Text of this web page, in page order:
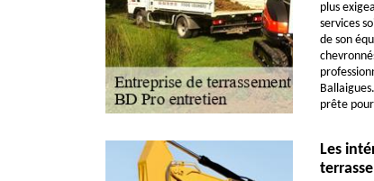
plus
services
de son
prête
Les